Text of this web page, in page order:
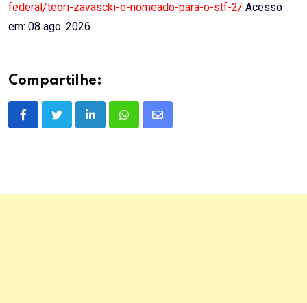
federal/teori-zavascki-e-nomeado-para-o-stf-2/ Acesso
em: 08 ago. 2026
Compartilhe:
LinkedInWhatsappShare